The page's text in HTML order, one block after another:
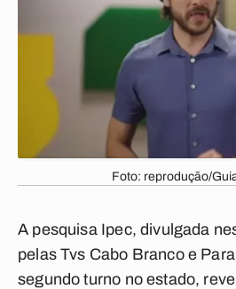
Foto: reprodução/
A pesquisa Ipec, divulgada
pelas Tvs Cabo Branco e
segundo turno no estado,